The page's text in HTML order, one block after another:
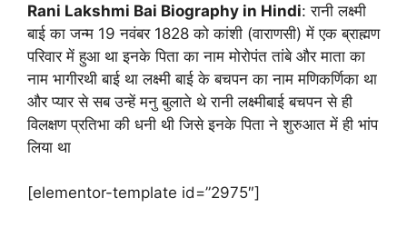
Rani Lakshmi Bai Biography in Hindi: रानी लक्ष्मी
बाई का जन्म 19 नवंबर 1828 को कांशी (वाराणसी) में एक ब्राह्मण
परिवार में हुआ था इनके पिता का नाम मोरोपंत तांबे और माता का
नाम भागीरथी बाई था लक्ष्मी बाई के बचपन का नाम मणिकर्णिका था
और प्यार से सब उन्हें मनु बुलाते थे रानी लक्ष्मीबाई बचपन से ही
विलक्षण प्रतिभा की धनी थी जिसे इनके पिता ने शुरुआत में ही भांप
लिया था
[elementor-template id=”2975″]